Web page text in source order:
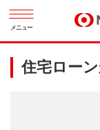
メニュー
住宅ロー